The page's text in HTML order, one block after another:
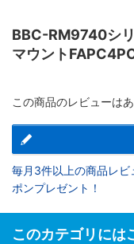
BBC-RM9740シ
マウント
この商品のレビューは
毎月3件以上の商品レ
ポンプレゼント！
このカテゴリには